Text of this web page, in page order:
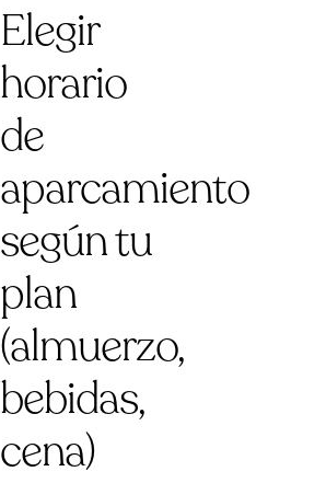
Elegir
horario
de
aparcamiento
según tu
plan
(almuerzo,
bebidas,
cena)